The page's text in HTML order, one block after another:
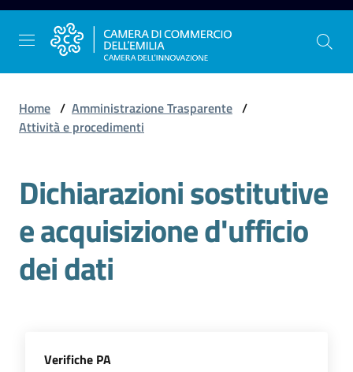
Vai al contenuto
Vai alla navigazione
Vai al footer
Camera
dell'Emilia
Gestire
l'impresa
l'impresa
Home / Amministrazione Trasparente /
Attività e procedimenti
Dichiarazioni sostitutive
e acquisizione d'ufficio
dei dati
Verifiche PA